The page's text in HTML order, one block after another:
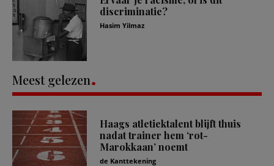
discriminatie?
Hasim Yilmaz
Meest gelezen
Haags atletiektalent blijft thuis
nadat trainer hem ‘rot-
Marokkaan’ noemt
de Kanttekening